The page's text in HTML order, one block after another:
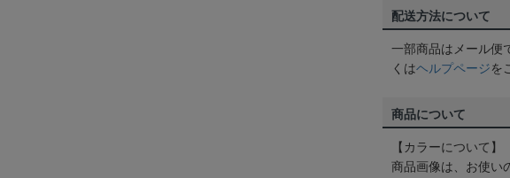
配送方法について
一部商品はメール便
くはヘルプページを
商品について
【カラーについて】
商品画像は、お使い